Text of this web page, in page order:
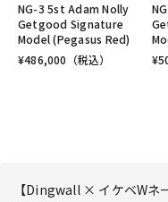
NG-3 5st Adam Nolly
Getgood Signature
Model (Pegasus Red)
¥486,000 （税込）
¥
【Dingwall × イケベWネ